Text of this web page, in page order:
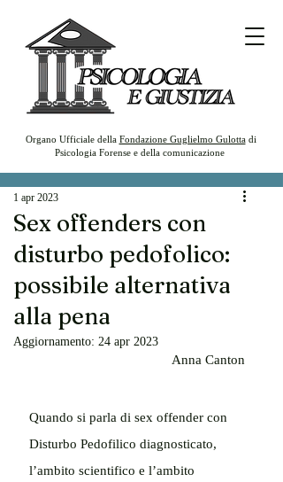
Organo Ufficiale della Fondazione Guglielmo Gulottadi
Psicologia Forense e della comunicazione
Sex offenders con
disturbo pedofolico:
possibile alternativa
alla pena
1 apr 2023
Aggiornamento: 24 apr 2023
Anna Canton
Quando si parla di sex offender con
Disturbo Pedofilico diagnosticato,
l’ambito scientifico e l’ambito